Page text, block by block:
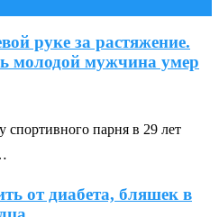
руке за растяжение.
молодой мужчина умер
спортивного парня в 29 лет
от диабета, бляшек в